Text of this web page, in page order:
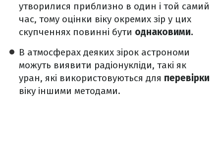
утворилися приблизно в один і той самий
час, тому оцінки віку окремих зір у цих
скупченнях повинні бути однаковими.
В атмосферах деяких зірок астрономи
можуть виявити радіонукліди, такі як
уран, які використовуються для перевірки
віку іншими методами.